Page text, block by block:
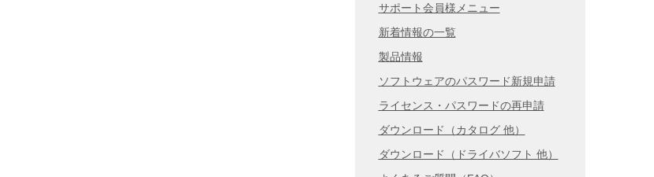
サポート会員様メニュー
新着情報の一覧
製品情報
ソフトウェアのパスワード新規申請
ライセンス・パスワードの再申請
ダウンロード（カタログ 他）
ダウンロード（ドライバソフト 他）